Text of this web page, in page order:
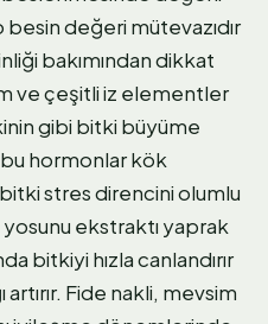
değeri mütevazıdır
bakımından dikkat
ve çeşitli iz elementler
gibi bitki büyüme
bu hormonlar kök
stres direncini olumlu
yosunu ekstraktı yaprak
bitkiyi hızla canlandırır
artırır. Fide nakli, mevsim